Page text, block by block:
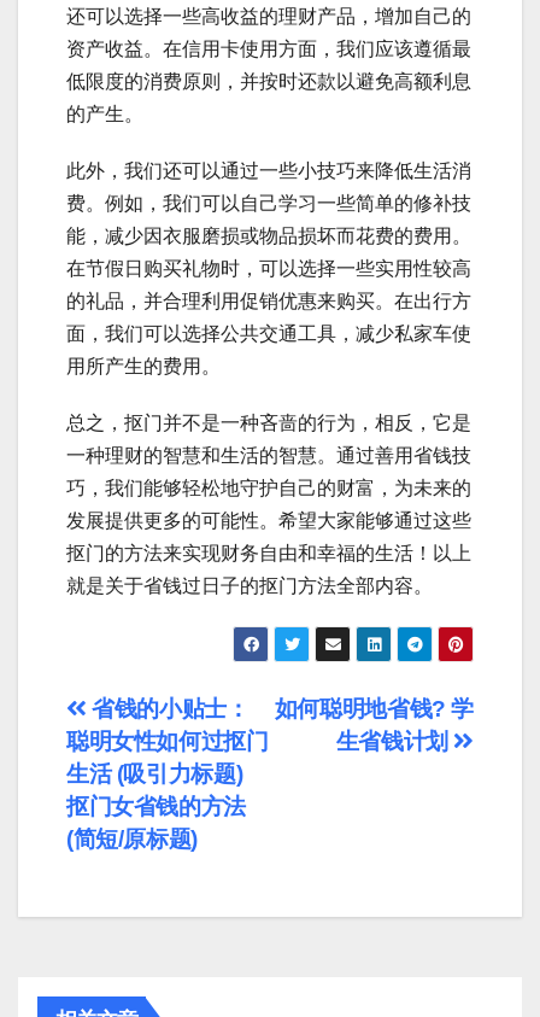
还可以选择一些高收益的理财产品，增加自己的
资产收益。在信用卡使用方面，我们应该遵循最
低限度的消费原则，并按时还款以避免高额利息
的产生。
此外，我们还可以通过一些小技巧来降低生活消
费。例如，我们可以自己学习一些简单的修补技
能，减少因衣服磨损或物品损坏而花费的费用。
在节假日购买礼物时，可以选择一些实用性较高
的礼品，并合理利用促销优惠来购买。在出行方
面，我们可以选择公共交通工具，减少私家车使
用所产生的费用。
总之，抠门并不是一种吝啬的行为，相反，它是
一种理财的智慧和生活的智慧。通过善用省钱技
巧，我们能够轻松地守护自己的财富，为未来的
发展提供更多的可能性。希望大家能够通过这些
抠门的方法来实现财务自由和幸福的生活！以上
就是关于省钱过日子的抠门方法全部内容。
文
章
导
航
如何聪明地省钱? 学
生省钱计划
省钱的小贴士：
聪明女性如何过抠门
生活 (吸引力标题)
抠门女省钱的方法
(简短/原标题)